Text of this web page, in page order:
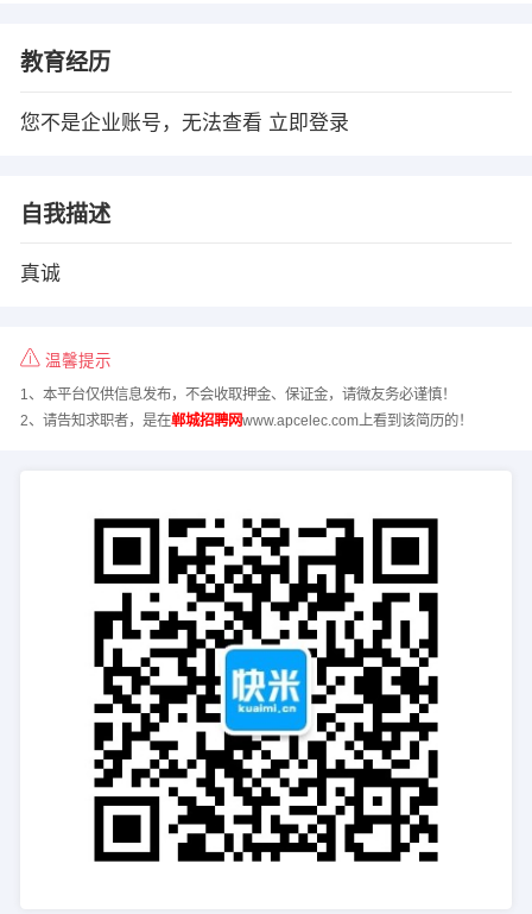
教育经历
您不是企业账号，无法查看 立即登录
自我描述
真诚
温馨提示
1、本平台仅供信息发布，不会收取押金、保证金，请微友务必谨慎！
2、请告知求职者，是在郸城招聘网www.apcelec.com上看到该简历的！